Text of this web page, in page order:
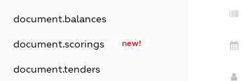
document.balances
document.scorings new!
document.tenders